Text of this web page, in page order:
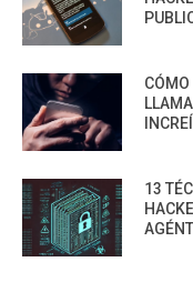
13